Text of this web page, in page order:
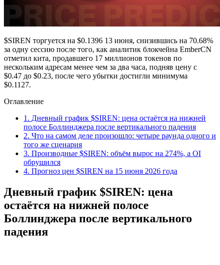
$SIREN торгуется на $0.1396 13 июня, снизившись на 70.68%
за одну сессию после того, как аналитик блокчейна EmberCN
отметил кита, продавшего 17 миллионов токенов по
нескольким адресам менее чем за два часа, подняв цену с
$0.47 до $0.23, после чего убытки достигли минимума
$0.1127.
Оглавление
1. Дневный график $SIREN: цена остаётся на нижней
полосе Боллинджера после вертикального падения
2. Что на самом деле произошло: четыре раунда одного и
того же сценария
3. Производные $SIREN: объём вырос на 274%, а OI
обрушился
4. Прогноз цен $SIREN на 15 июня 2026 года
Дневный график $SIREN: цена
остаётся на нижней полосе
Боллинджера после вертикального
падения